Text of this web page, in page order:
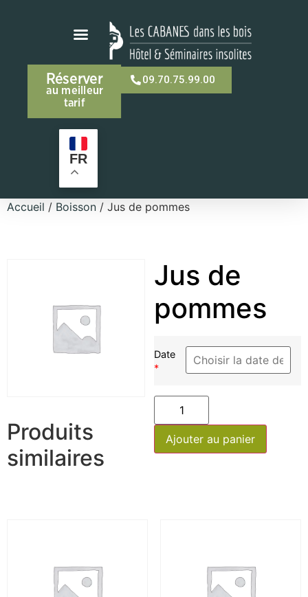
Réserver
au meilleur
tarif
09.70.75.99.00
FR
Accueil / Boisson / Jus de pommes
Jus de
pommes
Date
*
Ajouter au panier
Produits
similaires